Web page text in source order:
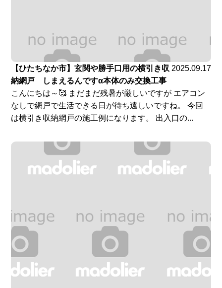
【ひたちなか市】玄関や勝手口用の横引き収
納網戸 しまえるんですα本体のみ交換工事
2025.09.17
こんにちは～🥰 まだまだ残暑が厳しいですが エアコン
なしで網戸で生活できる日が待ち遠しいですね。 今回
は横引き収納網戸の施工例になります。 出入口の...